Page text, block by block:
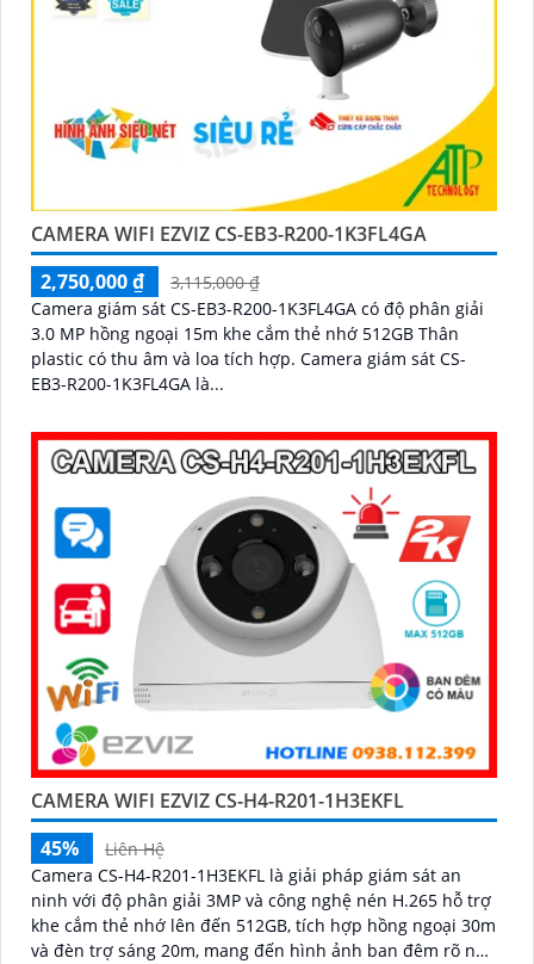
CAMERA WIFI EZVIZ CS-EB3-R200-1K3FL4GA
2,750,000 ₫
3,115,000 ₫
Camera giám sát CS-EB3-R200-1K3FL4GA có độ phân giải
3.0 MP hồng ngoại 15m khe cắm thẻ nhớ 512GB Thân
plastic có thu âm và loa tích hợp. Camera giám sát CS-
EB3-R200-1K3FL4GA là...
CAMERA WIFI EZVIZ CS-H4-R201-1H3EKFL
45%
Liên Hệ
Camera CS-H4-R201-1H3EKFL là giải pháp giám sát an
ninh với độ phân giải 3MP và công nghệ nén H.265 hỗ trợ
khe cắm thẻ nhớ lên đến 512GB, tích hợp hồng ngoại 30m
và đèn trợ sáng 20m, mang đến hình ảnh ban đêm rõ nét,